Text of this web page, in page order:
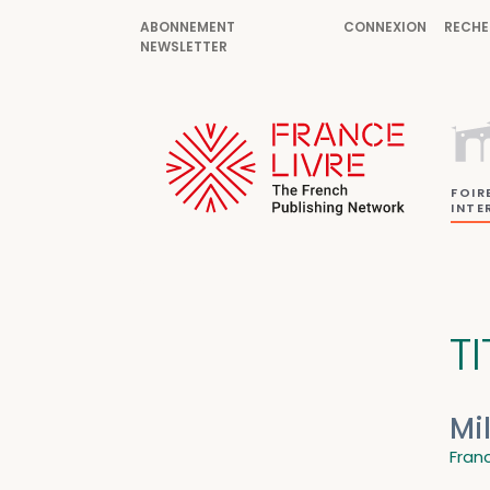
ABONNEMENT
NEWSLETTER
CONNEXION